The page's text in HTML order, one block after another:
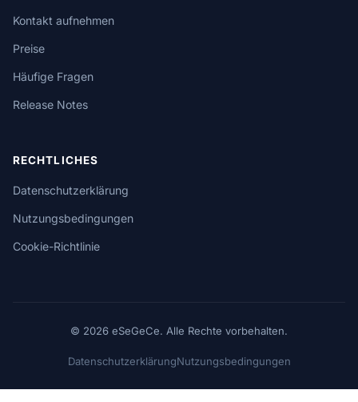
Kontakt aufnehmen
Preise
Häufige Fragen
Release Notes
RECHTLICHES
Datenschutzerklärung
Nutzungsbedingungen
Cookie-Richtlinie
© 2026 eSeGeCe. Alle Rechte vorbehalten.
DatenschutzerklärungNutzungsbedingungen